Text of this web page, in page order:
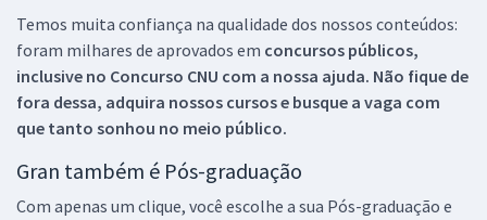
Temos muita confiança na qualidade dos nossos conteúdos:
foram milhares de aprovados em concursos públicos,
inclusive no Concurso CNU com a nossa ajuda. Não fique de
fora dessa, adquira nossos cursos e busque a vaga com
que tanto sonhou no meio público.
Gran também é Pós-graduação
Com apenas um clique, você escolhe a sua Pós-graduação e